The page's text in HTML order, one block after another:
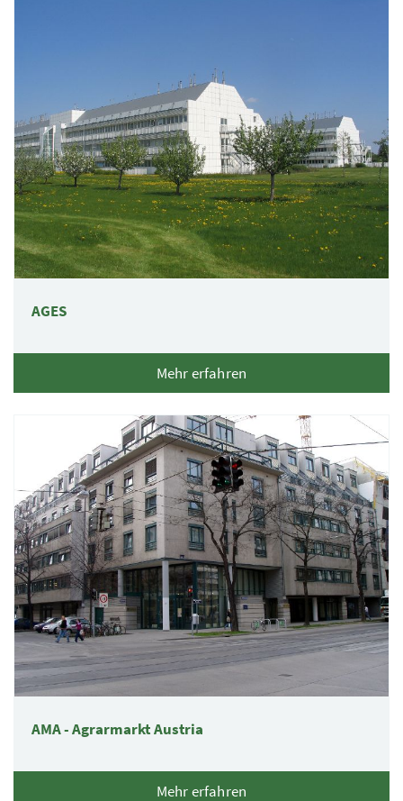
AGES
Mehr erfahren
AMA - Agrarmarkt Austria
Mehr erfahren